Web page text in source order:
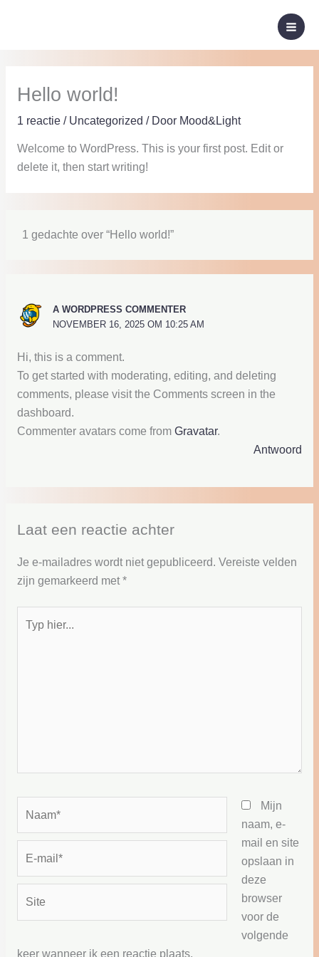
Hello world!
1 reactie / Uncategorized / Door Mood&Light
Welcome to WordPress. This is your first post. Edit or
delete it, then start writing!
1 gedachte over “Hello world!”
A WORDPRESS COMMENTER
NOVEMBER 16, 2025 OM 10:25 AM
Hi, this is a comment.
To get started with moderating, editing, and deleting
comments, please visit the Comments screen in the
dashboard.
Commenter avatars come from Gravatar.
Antwoord
Laat een reactie achter
Je e-mailadres wordt niet gepubliceerd. Vereiste velden
zijn gemarkeerd met *
hier...
Mijn
naam, e-
mail en site
opslaan in
deze
browser
voor de
volgende
keer wanneer ik een reactie plaats.